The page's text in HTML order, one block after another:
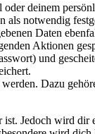
deinem
notwendig
Daten
Aktionen
und
Dazu
Jedoch wird